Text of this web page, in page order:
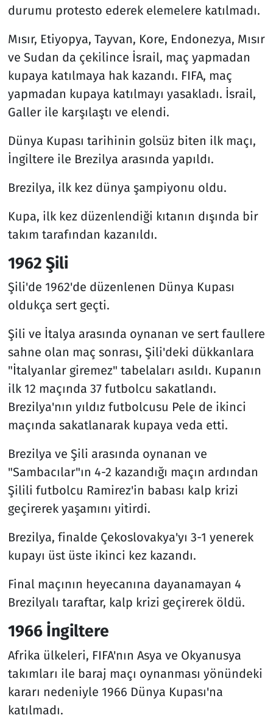
durumu protesto ederek elemelere katılmadı.
Mısır, Etiyopya, Tayvan, Kore, Endonezya, Mısır
ve Sudan da çekilince İsrail, maç yapmadan
kupaya katılmaya hak kazandı. FIFA, maç
yapmadan kupaya katılmayı yasakladı. İsrail,
Galler ile karşılaştı ve elendi.
Dünya Kupası tarihinin golsüz biten ilk maçı,
İngiltere ile Brezilya arasında yapıldı.
Brezilya, ilk kez dünya şampiyonu oldu.
Kupa, ilk kez düzenlendiği kıtanın dışında bir
takım tarafından kazanıldı.
1962 Şili
Şili'de 1962'de düzenlenen Dünya Kupası
oldukça sert geçti.
Şili ve İtalya arasında oynanan ve sert faullere
sahne olan maç sonrası, Şili'deki dükkanlara
"İtalyanlar giremez" tabelaları asıldı. Kupanın
ilk 12 maçında 37 futbolcu sakatlandı.
Brezilya'nın yıldız futbolcusu Pele de ikinci
maçında sakatlanarak kupaya veda etti.
Brezilya ve Şili arasında oynanan ve
"Sambacılar"ın 4-2 kazandığı maçın ardından
Şilili futbolcu Ramirez'in babası kalp krizi
geçirerek yaşamını yitirdi.
Brezilya, finalde Çekoslovakya'yı 3-1 yenerek
kupayı üst üste ikinci kez kazandı.
Final maçının heyecanına dayanamayan 4
Brezilyalı taraftar, kalp krizi geçirerek öldü.
1966 İngiltere
Afrika ülkeleri, FIFA'nın Asya ve Okyanusya
takımları ile baraj maçı oynanması yönündeki
kararı nedeniyle 1966 Dünya Kupası'na
katılmadı.